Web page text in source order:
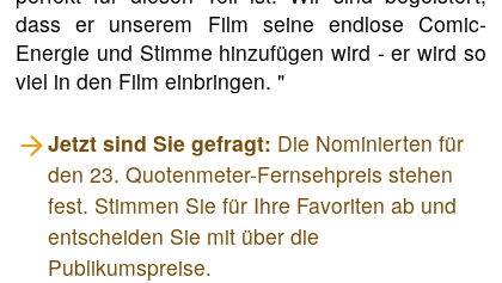
dass er unserem Film seine endlose Comic-
Energie und Stimme hinzufügen wird - er wird so
viel in den Film einbringen. "
Jetzt sind Sie gefragt: Die Nominierten für
den 23. Quotenmeter-Fernsehpreis stehen
fest. Stimmen Sie für Ihre Favoriten ab und
entscheiden Sie mit über die
Publikumspreise.